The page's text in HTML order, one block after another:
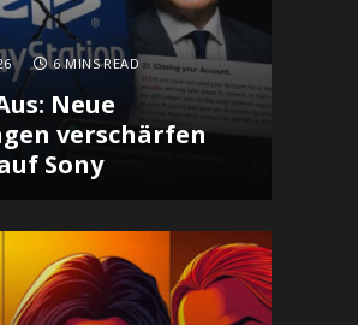
6 MINS READ
Neue
verschärfen
Sony